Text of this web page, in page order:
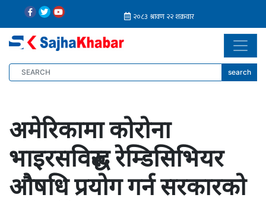
search
अमेरिकामा कोरोना
भाइरसविरुद्ध रेम्डिसिभियर
औषधि प्रयोग गर्न सरकारको